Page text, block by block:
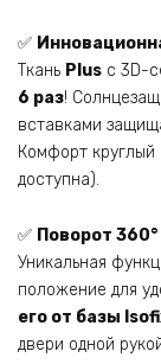
✅
Ткань Plus с 3D-
6 раз!
вставками
Комфорт
доступна).
✅ Поворот
Уникальная
положение для
его от базы
двери одной